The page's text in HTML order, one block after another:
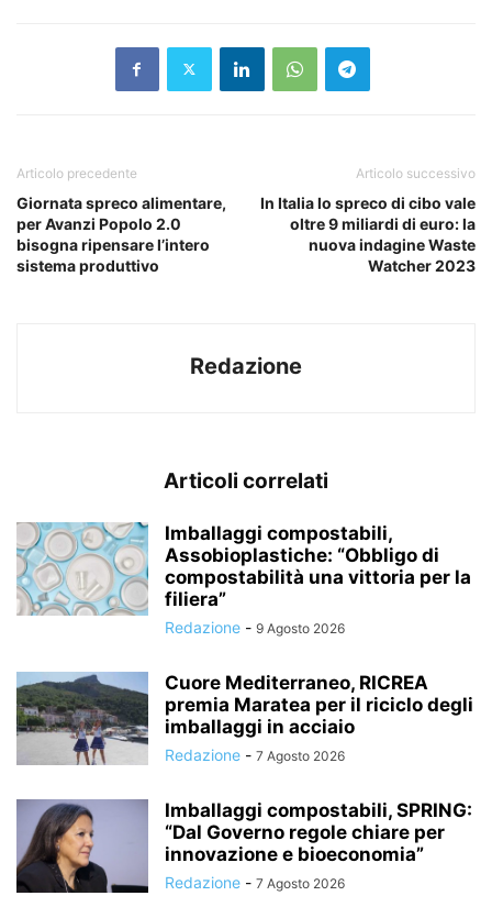
Articolo precedente
Giornata spreco alimentare,
per Avanzi Popolo 2.0
bisogna ripensare l’intero
sistema produttivo
Articolo successivo
In Italia lo spreco di cibo vale
oltre 9 miliardi di euro: la
nuova indagine Waste
Watcher 2023
Redazione
Articoli correlati
Imballaggi compostabili,
Assobioplastiche: “Obbligo di
compostabilità una vittoria per la
filiera”
Redazione - 9 Agosto 2026
Cuore Mediterraneo, RICREA
premia Maratea per il riciclo degli
imballaggi in acciaio
Redazione - 7 Agosto 2026
Imballaggi compostabili, SPRING:
“Dal Governo regole chiare per
innovazione e bioeconomia”
Redazione - 7 Agosto 2026